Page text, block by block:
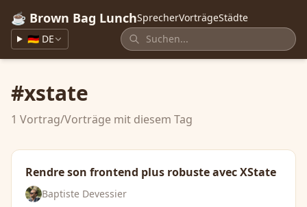
☕ Brown Bag LunchSprecherVorträgeStädte
🇩🇪 DE
#xstate
1 Vortrag/Vorträge mit diesem Tag
Rendre son frontend plus robuste avec XState
Baptiste Devessier